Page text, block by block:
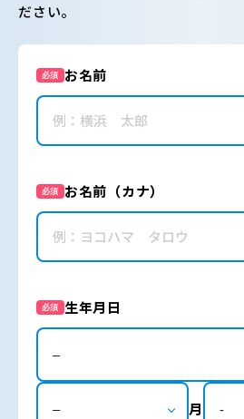
ださい。
必須 お名前
必須 お名前（カナ）
必須 生年月日
月